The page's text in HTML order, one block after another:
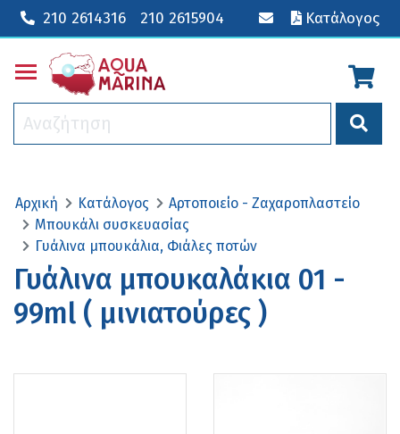
210 2614316 210 2615904 Κατάλογος
Toggle main menu visibility
Αρχική Κατάλογος
Αρτοποιείο - Ζαχαροπλαστείο
Μπουκάλι συσκευασίας
Γυάλινα μπουκάλια, Φιάλες ποτών
Γυάλινα μπουκαλάκια 01 -
99ml ( μινιατούρες )